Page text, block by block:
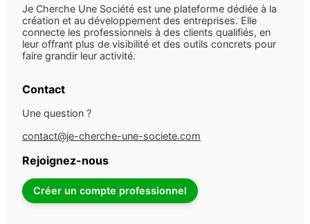
Je Cherche Une Société est une plateforme dédiée à la
création et au développement des entreprises. Elle
connecte les professionnels à des clients qualifiés, en
leur offrant plus de visibilité et des outils concrets pour
faire grandir leur activité.
Contact
Une question ?
contact@je-cherche-une-societe.com
Rejoignez-nous
Créer un compte professionnel